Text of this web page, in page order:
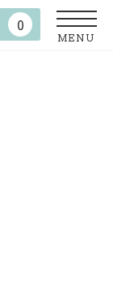
0
MENU